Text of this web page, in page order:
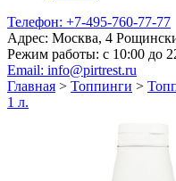
Телефон: +7-495-760-77-77
Адрес: Москва, 4
Режим работы: c 10:00 до
Email: info@pirtrest.ru
Главная > Топпинги >
1 л.